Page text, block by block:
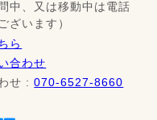
中、又は移動中は電話
ざいます）
ら
合わせ
わせ :070-6527-8660